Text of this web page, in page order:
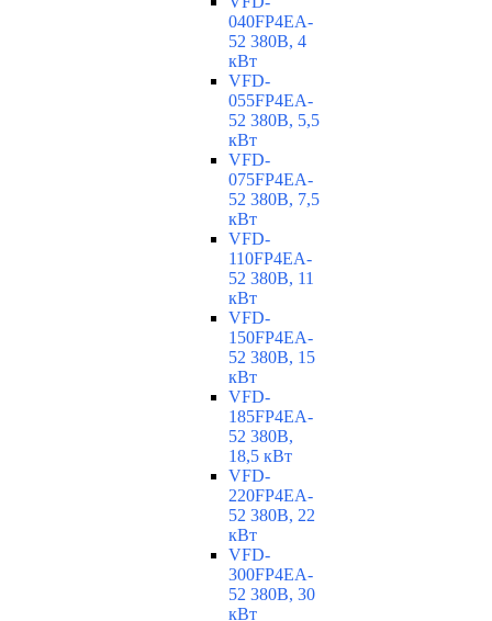
040FP4EA-
52 380В, 4
кВт
VFD-
055FP4EA-
52 380В, 5,5
кВт
VFD-
075FP4EA-
52 380В, 7,5
кВт
VFD-
110FP4EA-
52 380В, 11
кВт
VFD-
150FP4EA-
52 380В, 15
кВт
VFD-
185FP4EA-
52 380В,
18,5 кВт
VFD-
220FP4EA-
52 380В, 22
кВт
VFD-
300FP4EA-
52 380В, 30
кВт